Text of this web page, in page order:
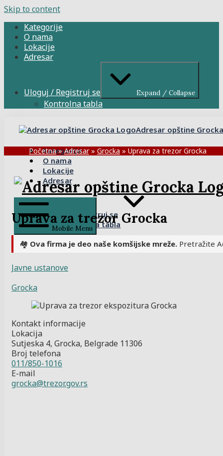
Skip to content
Kategorije
O nama
Lokacije
Adresar
Uloguj / Registruj se Expand / Collapse
Kontrolna tabla
Adresar opštine Grocka
Kategorije
O nama
Lokacije
Adresar
Uloguj / Registruj se
Kontrolna tabla
Početna»Adresar» Grocka » Uprava za trezor Grocka
Mobile Menu
Uprava za trezor Grocka
🏘️ Ova firma je deo naše komšijske mreže. Pretražite
Javne ustanove
Grocka
Kontakt informacije
Lokacija
Sutjeska 4, Grocka, Belgrade 11306
Broj telefona
011/850-1016
E-mail
grocka@trezor.gov.rs